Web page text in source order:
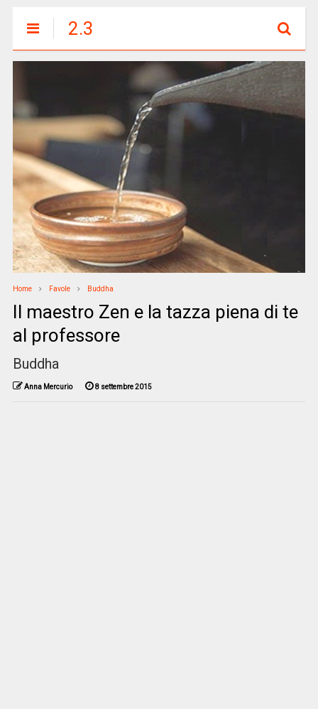
2.3
Home Favole Buddha
Il maestro Zen e la tazza piena di te
al professore
Buddha
Anna Mercurio 8 settembre 2015